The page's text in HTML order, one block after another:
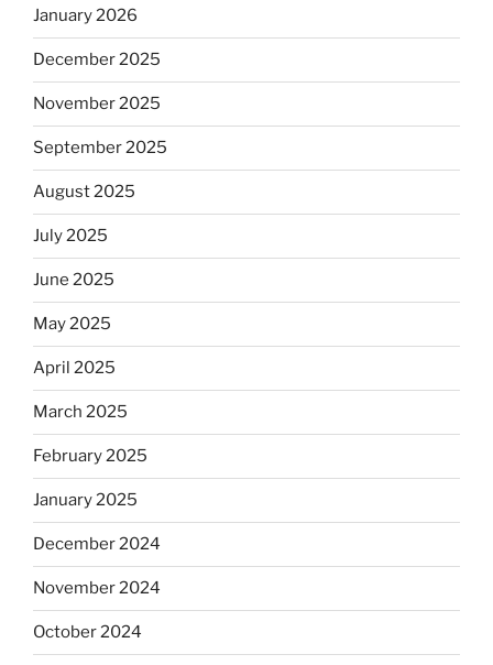
January 2026
December 2025
November 2025
September 2025
August 2025
July 2025
June 2025
May 2025
April 2025
March 2025
February 2025
January 2025
December 2024
November 2024
October 2024